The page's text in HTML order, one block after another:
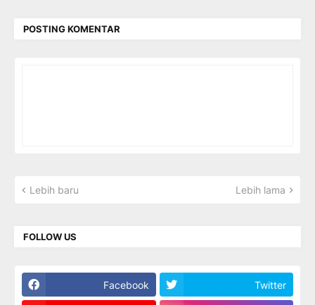
POSTING KOMENTAR
Lebih baru Lebih lama
FOLLOW US
Facebook Twitter